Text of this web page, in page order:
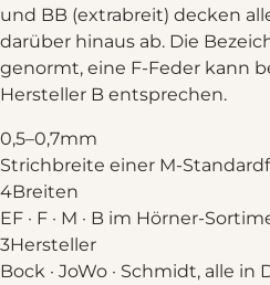
und BB (extrabreit) decken
darüber hinaus ab. Die
genormt, eine F-Feder kann
Hersteller B entsprechen.
0,5–0,7mm
Strichbreite einer M-
4Breiten
EF · F · M · B im Hörner-
3Hersteller
Bock · JoWo · Schmidt, alle in